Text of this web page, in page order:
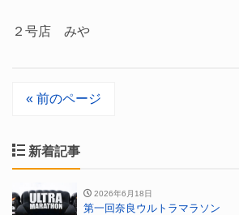
２号店 みや
« 前のページ
新着記事
2026年6月18日
第一回奈良ウルトラマラソン